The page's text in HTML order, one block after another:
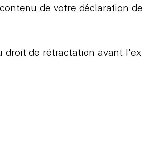
de votre déclaration
droit de rétractation avant